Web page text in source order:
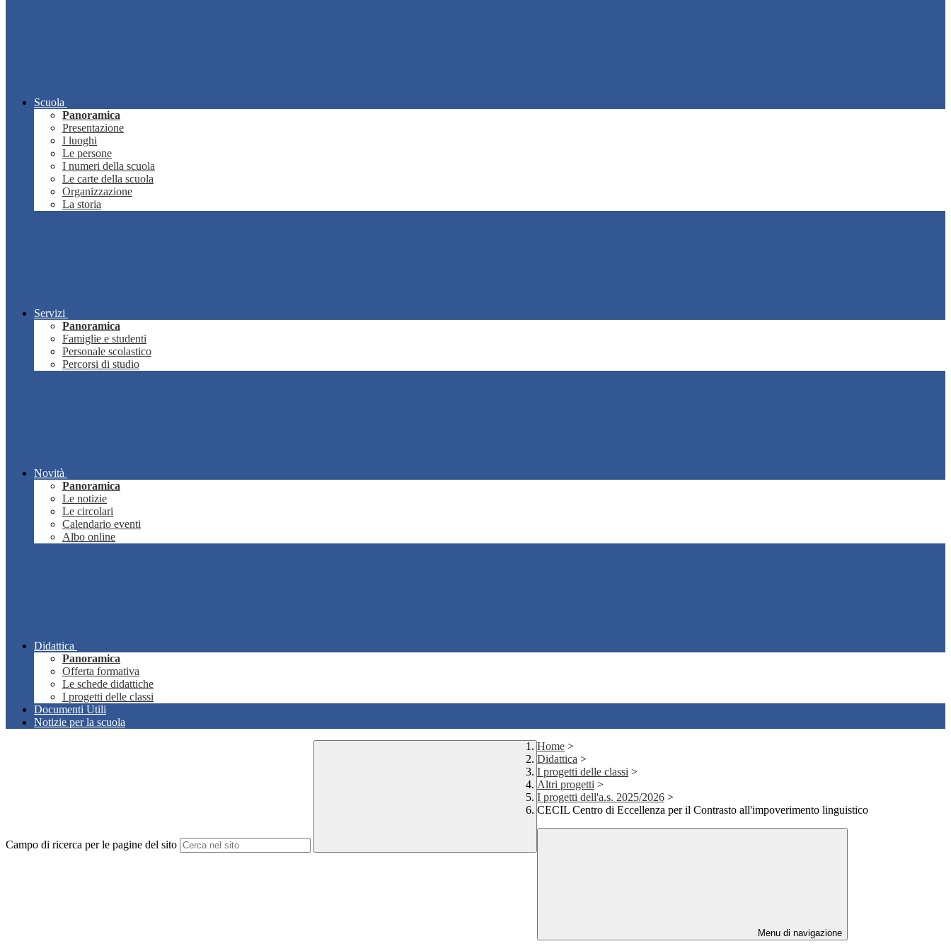
Scuola
Panoramica
Presentazione
I luoghi
Le persone
I numeri della scuola
Le carte della scuola
Organizzazione
La storia
Servizi
Panoramica
Famiglie e studenti
Personale scolastico
Percorsi di studio
Novità
Panoramica
Le notizie
Le circolari
Calendario eventi
Albo online
Didattica
Panoramica
Offerta formativa
Le schede didattiche
I progetti delle classi
Documenti Utili
Notizie per la scuola
Campo di ricerca per le pagine del sito
Home >
Didattica >
I progetti delle classi >
Altri progetti >
I progetti dell'a.s. 2025/2026 >
CECIL Centro di Eccellenza per il Contrasto all'impoverimento linguistico
Menu di navigazione